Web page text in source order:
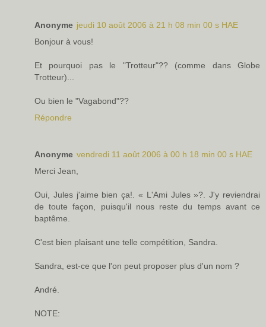
Anonyme jeudi 10 août 2006 à 21 h 08 min 00 s HAE
Bonjour à vous!
Et pourquoi pas le "Trotteur"?? (comme dans Globe
Trotteur)...
Ou bien le "Vagabond"??
Répondre
Anonyme vendredi 11 août 2006 à 00 h 18 min 00 s HAE
Merci Jean,
Oui, Jules j'aime bien ça!. « L'Ami Jules »?. J'y reviendrai
de toute façon, puisqu'il nous reste du temps avant ce
baptême.
C'est bien plaisant une telle compétition, Sandra.
Sandra, est-ce que l'on peut proposer plus d'un nom ?
André.
NOTE: